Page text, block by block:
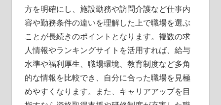
方を明確にし、施設勤務や訪問介護など仕事内
容や勤務条件の違いを理解した上で職場を選ぶ
ことが長続きのポイントとなります。複数の求
人情報やランキングサイトを活用すれば、給与
水準や福利厚生、職場環境、教育制度など多角
的な情報を比較でき、自分に合った職場を見極
めやすくなります。また、キャリアアップを目